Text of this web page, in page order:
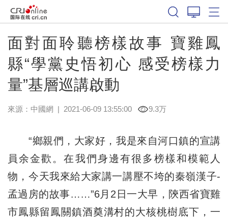
面對面聆聽榜樣故事 寶雞鳳
縣“學黨史悟初心 感受榜樣力
量”基層巡講啟動
來源： 中國網 | 2021-06-09 13:55:00 9.3万
“鄉親們，大家好，我是來自河口鎮的宣講
員余金歡。在我們身邊有很多榜樣和模範人
物，今天我來給大家講一講壓不垮的秦嶺漢子-
孟過房的故事……”6月2日一大早，陝西省寶雞
市鳳縣留鳳關鎮酒奠溝村的大核桃樹底下，一